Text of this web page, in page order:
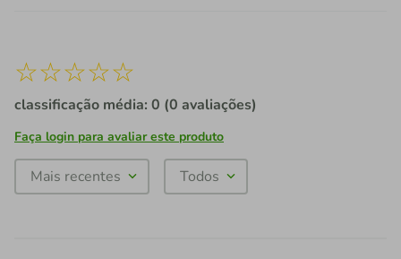
☆☆☆☆☆
classificação média: 0 (0 avaliações)
Faça login para avaliar este produto
Mais recentes Todos